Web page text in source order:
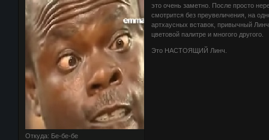
Откуда: Бе-бе-бе
это очень заметно. После просто
смотрится без преувеличения, на
артхаусных вставок, привычный
цветовой палитре и многого другого.
Это НАСТОЯЩИЙ Линч.